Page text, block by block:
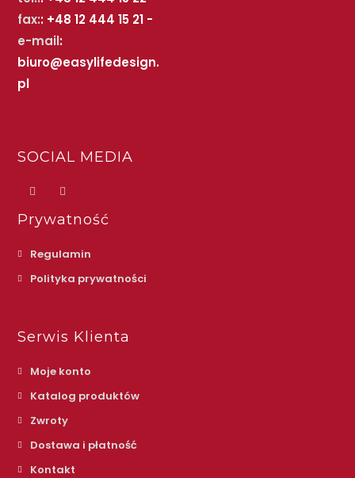
fax:: +48 12 444 15 21 -
e-mail:
biuro@easylifedesign.
pl
SOCIAL MEDIA
Prywatność
Regulamin
Polityka prywatności
Serwis Klienta
Moje konto
Katalog produktów
Zwroty
Dostawa i płatność
Kontakt